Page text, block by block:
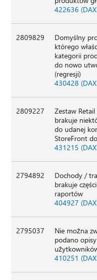
422636
2809829
Domyślny
którego
kategorii
do nowo
(regresji)
430428
2809227
Zestaw
brakuje
do udanej
StoreFront
431215
2794892
Dochody /
brakuje
raportów
404927
2795037
Nie można
podano
410251